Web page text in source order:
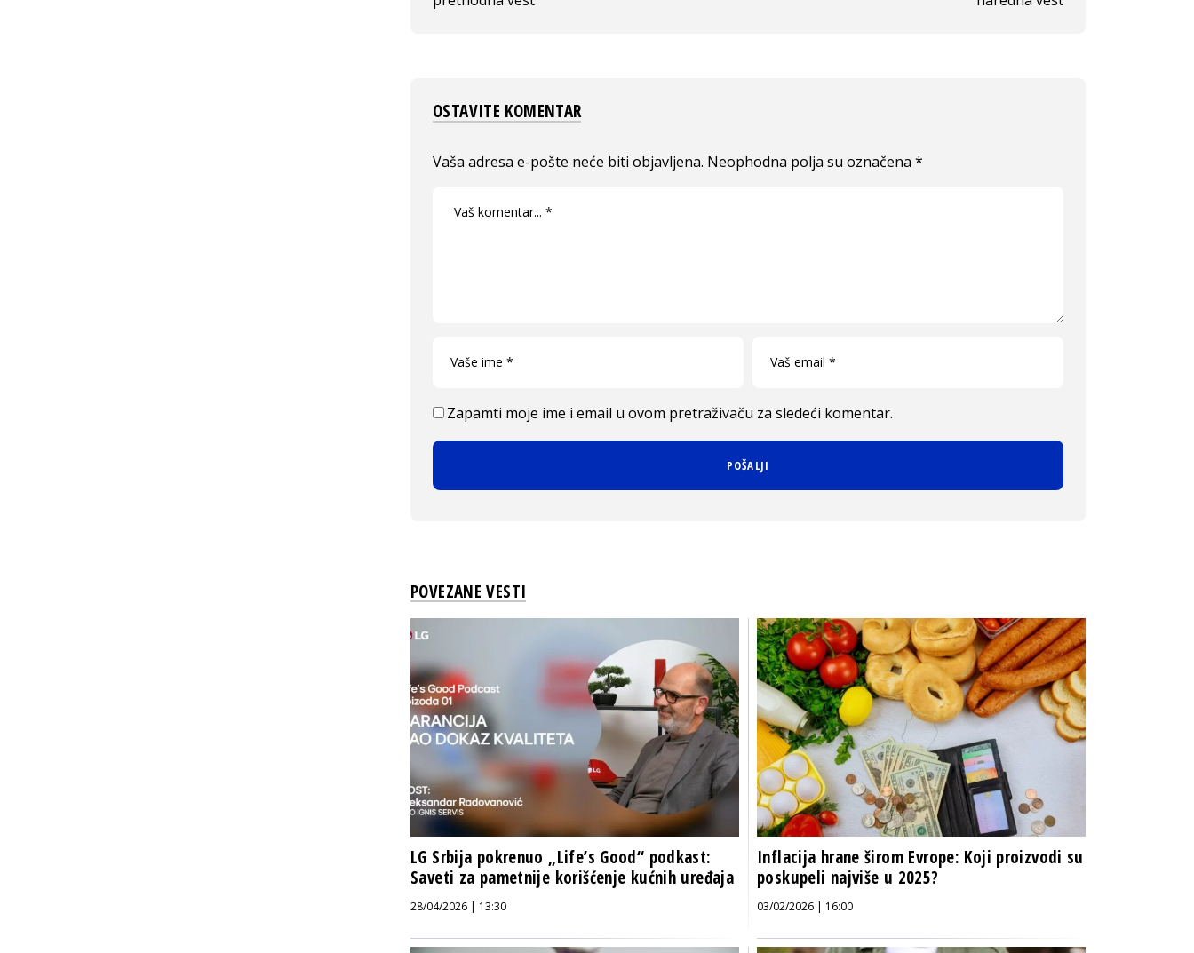
OSTAVITE KOMENTAR
Vaša adresa e-pošte neće biti objavljena. Neophodna polja su označena *
Zapamti moje ime i email u ovom pretraživaču za sledeći komentar.
POVEZANE VESTI
LG Srbija pokrenuo „Life’s Good“ podkast:
Saveti za pametnije korišćenje kućnih uređaja
28/04/2026 | 13:30
Inflacija hrane širom Evrope: Koji proizvodi su
poskupeli najviše u 2025?
03/02/2026 | 16:00